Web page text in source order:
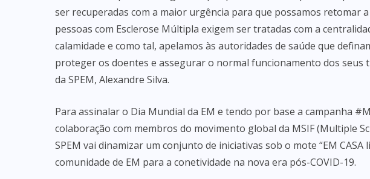
ser recuperadas com a maior urgência para que possamos retomar a
pessoas com Esclerose Múltipla exigem ser tratadas com a
calamidade e como tal, apelamos às autoridades de saúde que
proteger os doentes e assegurar o normal funcionamento dos seus
da SPEM, Alexandre Silva.
Para assinalar o Dia Mundial da EM e tendo por base a campanha
colaboração com membros do movimento global da MSIF (Multiple
SPEM vai dinamizar um conjunto de iniciativas sob o mote “EM
comunidade de EM para a conetividade na nova era pós-COVID-19.